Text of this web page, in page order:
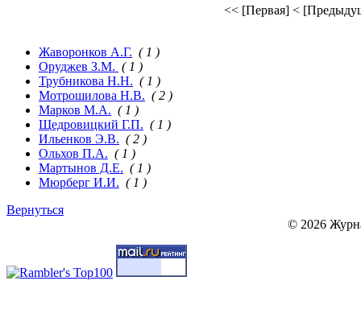
<< [Первая] <
Жаворонков А.Г. ( 1 )
Оруджев З.М. ( 1 )
Трубникова Н.Н. ( 1 )
Мотрошилова Н.В. ( 2 )
Марков М.А. ( 1 )
Щедровицкий Г.П. ( 1 )
Ильенков Э.В. ( 2 )
Ольхов П.А. ( 1 )
Мартынов Д.Е. ( 1 )
Мюрберг И.И. ( 1 )
Вернуться
© 2026